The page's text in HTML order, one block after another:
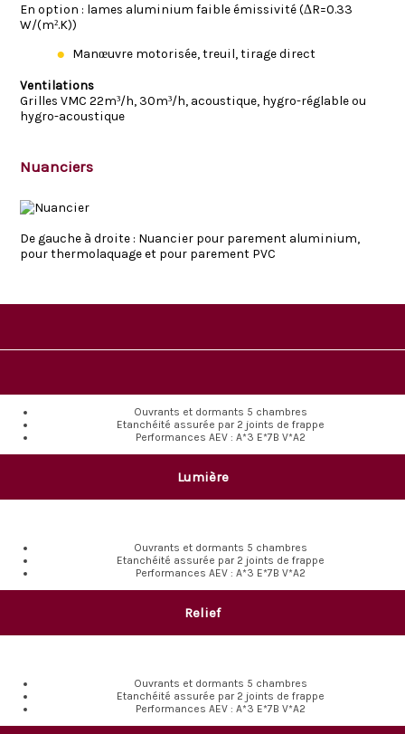
En option : lames aluminium faible émissivité (ΔR=0.33
W/(m².K))
Manœuvre motorisée, treuil, tirage direct
Ventilations
Grilles VMC 22m³/h, 30m³/h, acoustique, hygro-réglable ou
hygro-acoustique
Nuanciers
De gauche à droite : Nuancier pour parement aluminium,
pour thermolaquage et pour parement PVC
Ouvrants et dormants 5 chambres
Etanchéité assurée par 2 joints de frappe
Performances AEV : A*3 E*7B V*A2
Lumière
Ouvrants et dormants 5 chambres
Etanchéité assurée par 2 joints de frappe
Performances AEV : A*3 E*7B V*A2
Relief
Ouvrants et dormants 5 chambres
Etanchéité assurée par 2 joints de frappe
Performances AEV : A*3 E*7B V*A2